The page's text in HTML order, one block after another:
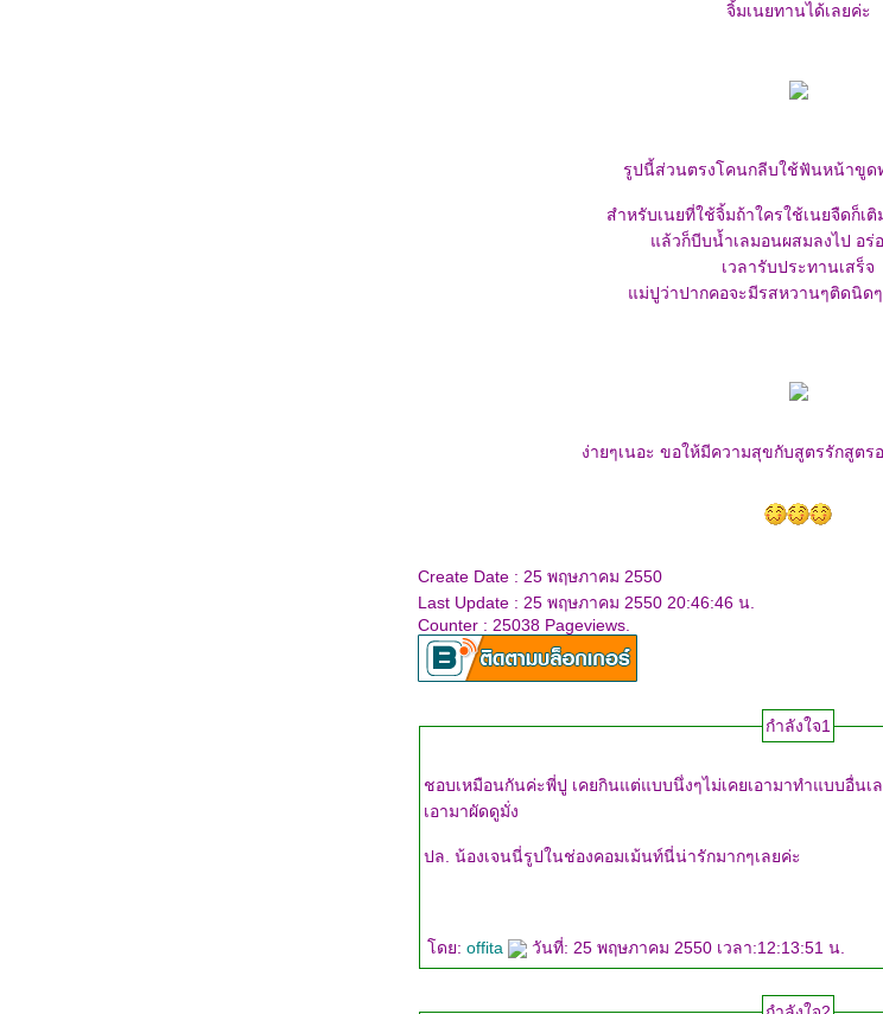
จิ้มเนยทานได้เลยค่ะ
รูปนี้ส่วนตรงโคนกลีบใช้ฟันหน้าขูด
สำหรับเนยที่ใช้จิ้มถ้าใครใช้เนยจืดก็เ
ล้วก็บีบน้ำเลมอนผสมลงไป อร่
เวลารับประทานเสร็จ
ม่ปูว่าปากคอจะมีรสหวานๆติดนิดๆ
ง่ายๆเนอะ ขอให้มีความสุขกับสูตรรักสูตร
Create Date : 25 พฤษภาคม 2550
Last Update : 25 พฤษภาคม 2550 20:46:46 น.
Counter : 25038 Pageviews.
กำลังใจ1
ชอบเหมือนกันค่ะพี่ปู เคยกินแต่แบบนึ่งๆไม่เคยเอามาทำแบบอื่นเลย วันหน้าต้องลอง
เอามาผัดดูมั่ง
ปล. น้องเจนนี่รูปในช่องคอมเม้นท์นี่น่ารักมากๆเลยค่ะ
ดย: offita วันที่: 25 พฤษภาคม 2550 เวลา:12:13:51 น.